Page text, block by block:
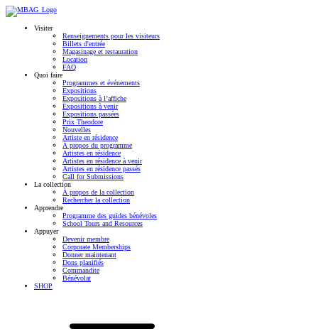
Visiter
Renseignements pour les visiteurs
Billets d'entrée
Magasinage et restauration
Location
FAQ
Quoi faire
Programmes et événements
Expositions
Expositions à l’affiche
Expositions à venir
Expositions passées
Prix Theodore
Nouvelles
Artiste en résidence
À propos du programme
Artistes en résidence
Artistes en résidence à venir
Artistes en résidence passés
Call for Submissions
La collection
À propos de la collection
Rechercher la collection
Apprendre
Programme des guides bénévoles
School Tours and Resources
Appuyer
Devenir membre
Corporate Memberships
Donner maintenant
Dons planifiés
Commandite
Bénévolat
SHOP